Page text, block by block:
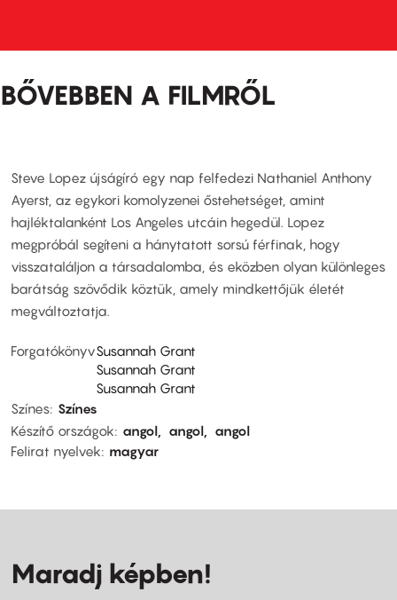
BŐVEBBEN A FILMRŐL
Steve Lopez újságíró egy nap felfedezi Nathaniel Anthony
Ayerst, az egykori komolyzenei őstehetséget, amint
hajléktalanként Los Angeles utcáin hegedül. Lopez
megpróbál segíteni a hánytatott sorsú férfinak, hogy
visszataláljon a társadalomba, és eközben olyan különleges
barátság szövődik köztük, amely mindkettőjük életét
megváltoztatja.
ForgatókönyvSusannah Grant
Susannah Grant
Susannah Grant
Színes Színes
Készítő országok
angol angol
angol
Felirat nyelvek
magyar
Maradj képben!